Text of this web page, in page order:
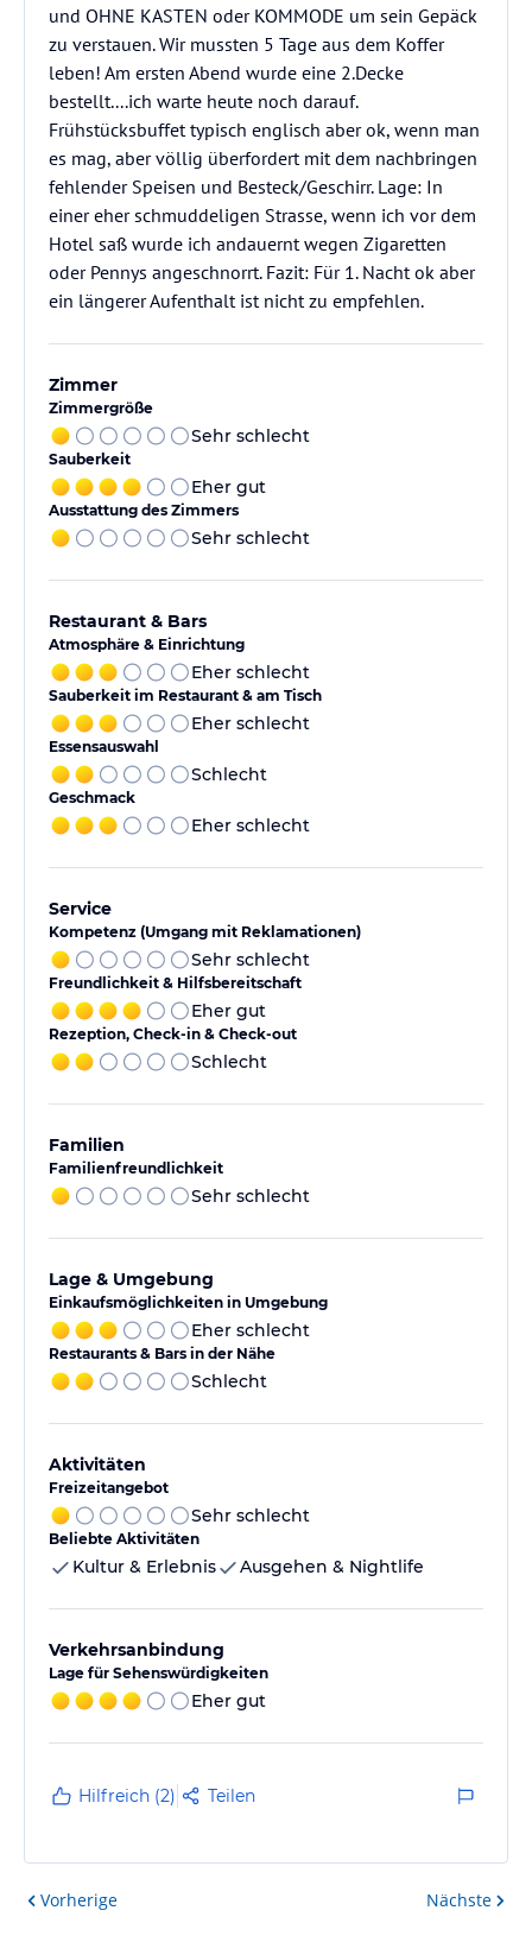
und OHNE KASTEN oder KOMMODE um sein Gepäck
zu verstauen. Wir mussten 5 Tage aus dem Koffer
leben! Am ersten Abend wurde eine 2.Decke
bestellt....ich warte heute noch darauf.
Frühstücksbuffet typisch englisch aber ok, wenn man
es mag, aber völlig überfordert mit dem nachbringen
fehlender Speisen und Besteck/Geschirr. Lage: In
einer eher schmuddeligen Strasse, wenn ich vor dem
Hotel saß wurde ich andauernt wegen Zigaretten
oder Pennys angeschnorrt. Fazit: Für 1. Nacht ok aber
ein längerer Aufenthalt ist nicht zu empfehlen.
Zimmer
Zimmergröße
Sehr schlecht
Sauberkeit
Eher gut
Ausstattung des Zimmers
Sehr schlecht
Restaurant & Bars
Atmosphäre & Einrichtung
Eher schlecht
Sauberkeit im Restaurant & am Tisch
Eher schlecht
Essensauswahl
Schlecht
Geschmack
Eher schlecht
Service
Kompetenz (Umgang mit Reklamationen)
Sehr schlecht
Freundlichkeit & Hilfsbereitschaft
Eher gut
Rezeption, Check-in & Check-out
Schlecht
Familien
Familienfreundlichkeit
Sehr schlecht
Lage & Umgebung
Einkaufsmöglichkeiten in Umgebung
Eher schlecht
Restaurants & Bars in der Nähe
Schlecht
Aktivitäten
Freizeitangebot
Sehr schlecht
Beliebte Aktivitäten
Kultur & Erlebnis Ausgehen & Nightlife
Verkehrsanbindung
Lage für Sehenswürdigkeiten
Eher gut
Hilfreich (2) Teilen
Vorherige Nächste